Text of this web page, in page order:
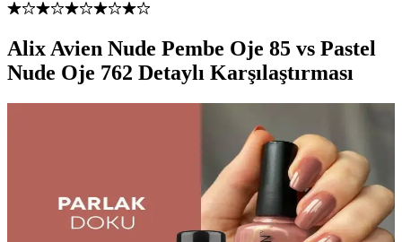
Alix Avien Nude Pembe Oje 85 vs Pastel
Nude Oje 762 Detaylı Karşılaştırması